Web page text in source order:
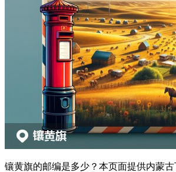
镶黄旗的邮编是多少？本页面提供内蒙